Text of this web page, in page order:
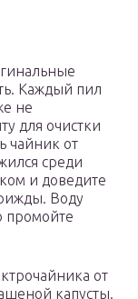
Каждый пил
не
для очистки
чайник от
среди
и доведите
Воду
промойте
от
капусты.